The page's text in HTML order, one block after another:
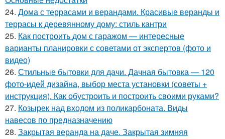
24. Дома с террасами и верандами. Красивые веранды и
террасы к деревянному дому: стиль кантри
25. Как построить дом с гаражом — интересные
варианты планировки с советами от экспертов (фото и
видео)
26. Стильные бытовки для дачи. Дачная бытовка — 120
фото-идей дизайна, выбор места установки (советы +
инструкция). Как обустроить и построить своими руками?
27. Козырек над входом из поликарбоната. Виды
навесов по предназначению
28. Закрытая веранда на даче. Закрытая зимняя